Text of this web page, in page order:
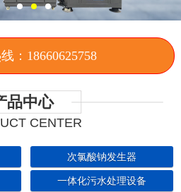
：18660625758
品中心
CENTER
次氯酸钠发生器
一体化污水处理设备